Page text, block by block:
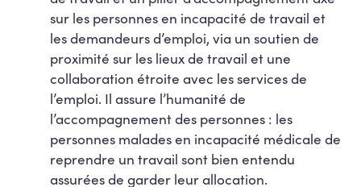
sur les personnes en incapacité de travail et
les demandeurs d’emploi, via un soutien de
proximité sur les lieux de travail et une
collaboration étroite avec les services de
l’emploi. Il assure l’humanité de
l’accompagnement des personnes : les
personnes malades en incapacité médicale de
reprendre un travail sont bien entendu
assurées de garder leur allocation.